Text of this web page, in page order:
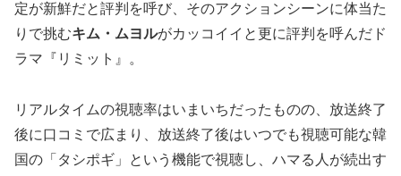
定が新鮮だと評判を呼び、そのアクションシーンに体当た
りで挑むキム・ムヨルがカッコイイと更に評判を呼んだド
ラマ『リミット』。
リアルタイムの視聴率はいまいちだったものの、放送終了
後に口コミで広まり、放送終了後はいつでも視聴可能な韓
国の「タシポギ」という機能で視聴し、ハマる人が続出す